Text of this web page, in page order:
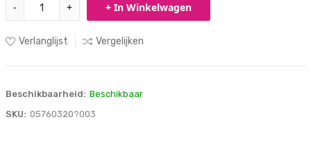
- + + In Winkelwagen
Verlanglijst Vergelijken
Beschikbaarheid: Beschikbaar
SKU: 05760320?003